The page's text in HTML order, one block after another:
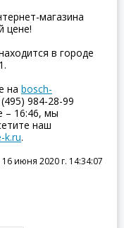
магазина
цене!
в городе
на bosch-
984-28-99
– 16:46, мы
наш
k.ru.
июня 2020 г. 14:34:07